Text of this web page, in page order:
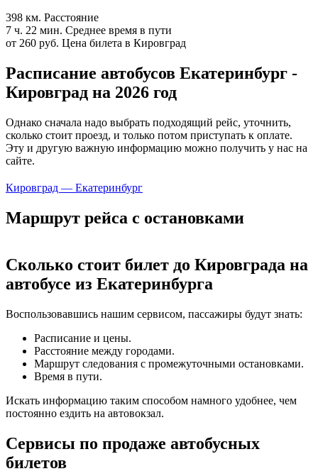
398 км. Расстояние
7 ч. 22 мин. Среднее время в пути
от 260 руб. Цена билета в Кировград
Расписание автобусов Екатеринбург -
Кировград на 2026 год
Однако сначала надо выбрать подходящий рейс, уточнить,
сколько стоит проезд, и только потом приступать к оплате.
Эту и другую важную информацию можно получить у нас на
сайте.
Кировград — Екатеринбург
Маршрут рейса с остановками
Сколько стоит билет до Кировграда на
автобусе из Екатеринбурга
Воспользовавшись нашим сервисом, пассажиры будут знать:
Расписание и цены.
Расстояние между городами.
Маршрут следования с промежуточными остановками.
Время в пути.
Искать информацию таким способом намного удобнее, чем
постоянно ездить на автовокзал.
Сервисы по продаже автобусных
билетов